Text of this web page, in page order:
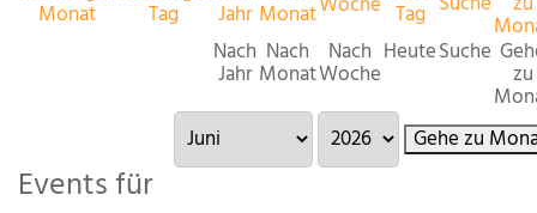
Nach
Jahr
Nach
Monat
Nach
Woche
HeuteSuche
zu
Gehe zu
Events für